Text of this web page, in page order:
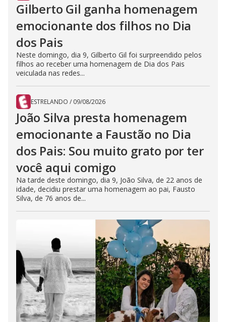
Gilberto Gil ganha homenagem
emocionante dos filhos no Dia
dos Pais
Neste domingo, dia 9, Gilberto Gil foi surpreendido pelos
filhos ao receber uma homenagem de Dia dos Pais
veiculada nas redes...
ESTRELANDO / 09/08/2026
João Silva presta homenagem
emocionante a Faustão no Dia
dos Pais: Sou muito grato por ter
você aqui comigo
Na tarde deste domingo, dia 9, João Silva, de 22 anos de
idade, decidiu prestar uma homenagem ao pai, Fausto
Silva, de 76 anos de...